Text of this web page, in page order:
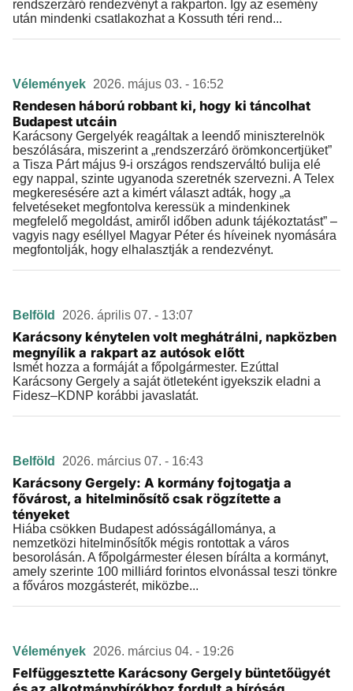
rendszerzáró rendezvényt a rakparton. Így az esemény
után mindenki csatlakozhat a Kossuth téri rend...
Vélemények 2026. május 03. - 16:52
Rendesen háború robbant ki, hogy ki táncolhat
Budapest utcáin
Karácsony Gergelyék reagáltak a leendő miniszterelnök
beszólására, miszerint a „rendszerzáró örömkoncertjüket”
a Tisza Párt május 9-i országos rendszerváltó bulija elé
egy nappal, szinte ugyanoda szeretnék szervezni. A Telex
megkeresésére azt a kimért választ adták, hogy „a
felvetéseket megfontolva keressük a mindenkinek
megfelelő megoldást, amiről időben adunk tájékoztatást” –
vagyis nagy eséllyel Magyar Péter és híveinek nyomására
megfontolják, hogy elhalasztják a rendezvényt.
Belföld 2026. április 07. - 13:07
Karácsony kénytelen volt meghátrálni, napközben
megnyílik a rakpart az autósok előtt
Ismét hozza a formáját a főpolgármester. Ezúttal
Karácsony Gergely a saját ötleteként igyekszik eladni a
Fidesz–KDNP korábbi javaslatát.
Belföld 2026. március 07. - 16:43
Karácsony Gergely: A kormány fojtogatja a
fővárost, a hitelminősítő csak rögzítette a
tényeket
Hiába csökken Budapest adósságállománya, a
nemzetközi hitelminősítők mégis rontottak a város
besorolásán. A főpolgármester élesen bírálta a kormányt,
amely szerinte 100 milliárd forintos elvonással teszi tönkre
a főváros mozgásterét, miközbe...
Vélemények 2026. március 04. - 19:26
Felfüggesztette Karácsony Gergely büntetőügyét